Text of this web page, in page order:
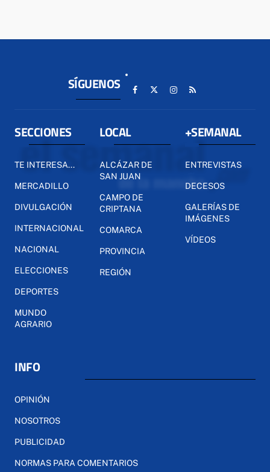
SÍGUENOS
SECCIONES
TE INTERESA...
MERCADILLO
DIVULGACIÓN
INTERNACIONAL
NACIONAL
ELECCIONES
DEPORTES
MUNDO
AGRARIO
LOCAL
ALCÁZAR DE
SAN JUAN
CAMPO DE
CRIPTANA
COMARCA
PROVINCIA
REGIÓN
+SEMANAL
ENTREVISTAS
DECESOS
GALERÍAS DE
IMÁGENES
VÍDEOS
INFO
OPINIÓN
NOSOTROS
PUBLICIDAD
NORMAS PARA COMENTARIOS